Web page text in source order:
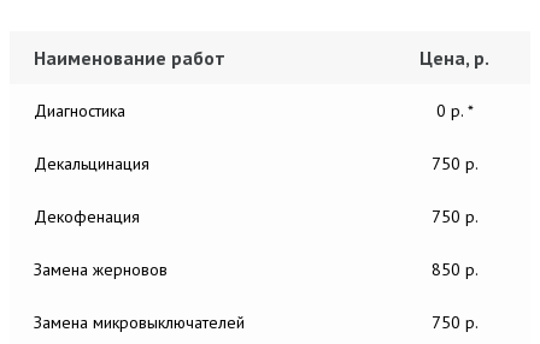
Наименование работ Цена, р.
Диагностика 0 р. *
Декальцинация 750 р.
Декофенация 750 р.
Замена жерновов 850 р.
Замена микровыключателей 750 р.